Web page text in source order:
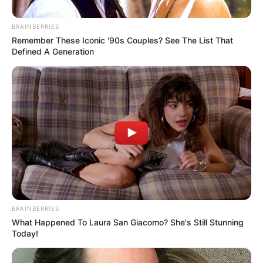
Cero Setenta, medio de comunicación
Felipe Cañizalez - exalcalde de Apartadó - 2024
Por:Verónica Gómez Perea
Septiembre 30, 2024
BRAINBERRIES
Remember These Iconic '90s Couples? See The List That
Defined A Generation
BRAINBERRIES
What Happened To Laura San Giacomo? She's Still Stunning
Today!